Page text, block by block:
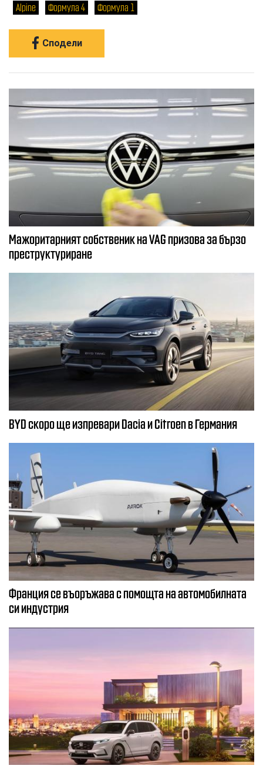
Alpine
Формула 4 Формула 1
Сподели
Мажоритарният собственик на VAG призова за бързо
преструктуриране
BYD скоро ще изпревари Dacia и Citroеn в Германия
Франция се въоръжава с помощта на автомобилната
си индустрия